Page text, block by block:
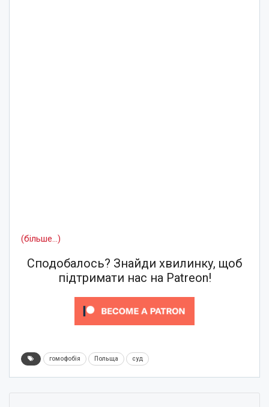
(більше…)
Сподобалось? Знайди хвилинку, щоб
підтримати нас на Patreon!
гомофобія Польща суд